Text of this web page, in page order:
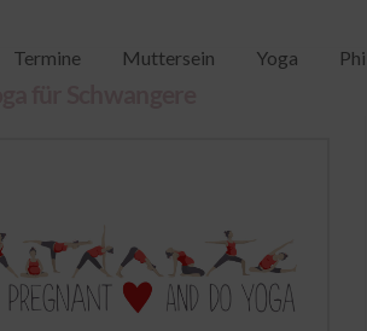
Termine Muttersein Yoga